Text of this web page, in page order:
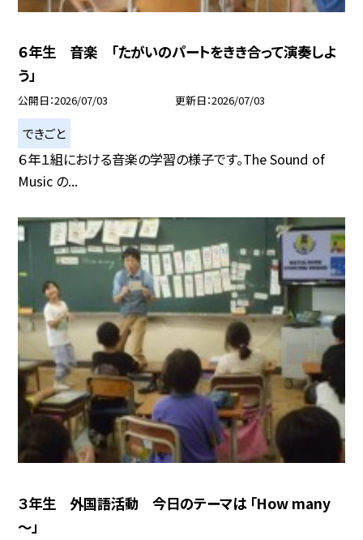
６年生 音楽 「たがいのパートをきき合って演奏しよ
う」
公開日 2026/07/03 更新日 2026/07/03
できごと
６年１組における音楽の学習の様子です。The Sound of
Music の...
３年生 外国語活動 今日のテーマは 「How many
～」